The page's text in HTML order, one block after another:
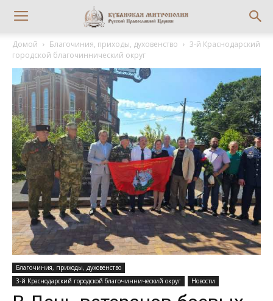
Домой Благочиния, приходы, духовенство
3-й Краснодарский
городской благочиннический округ
Благочиния, приходы, духовенство
3-й Краснодарский городской благочиннический округ
Новости